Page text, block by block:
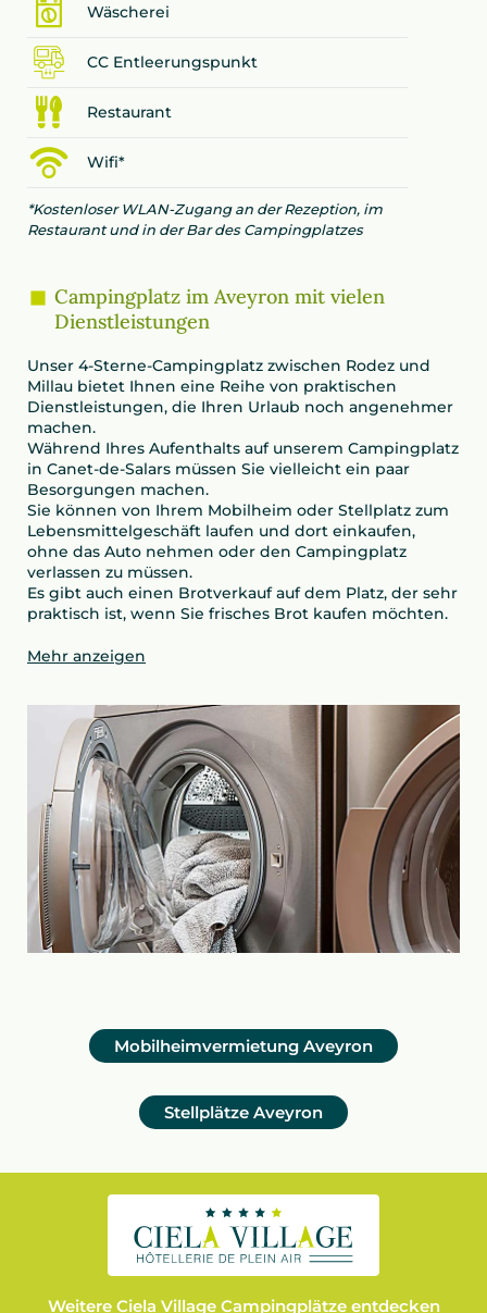
Wäscherei
CC Entleerungspunkt
Restaurant
Wifi*
*Kostenloser WLAN-Zugang an der Rezeption, im
Restaurant und in der Bar des Campingplatzes
Campingplatz im Aveyron mit vielen
Dienstleistungen
Unser 4-Sterne-Campingplatz zwischen Rodez und
Millau bietet Ihnen eine Reihe von praktischen
Dienstleistungen, die Ihren Urlaub noch angenehmer
machen.
Während Ihres Aufenthalts auf unserem Campingplatz
in Canet-de-Salars müssen Sie vielleicht ein paar
Besorgungen machen.
Sie können von Ihrem Mobilheim oder Stellplatz zum
Lebensmittelgeschäft laufen und dort einkaufen,
ohne das Auto nehmen oder den Campingplatz
verlassen zu müssen.
Es gibt auch einen Brotverkauf auf dem Platz, der sehr
praktisch ist, wenn Sie frisches Brot kaufen möchten.
Mehr anzeigen
Mobilheimvermietung Aveyron
Stellplätze Aveyron
Weitere Ciela Village Campingplätze entdecken